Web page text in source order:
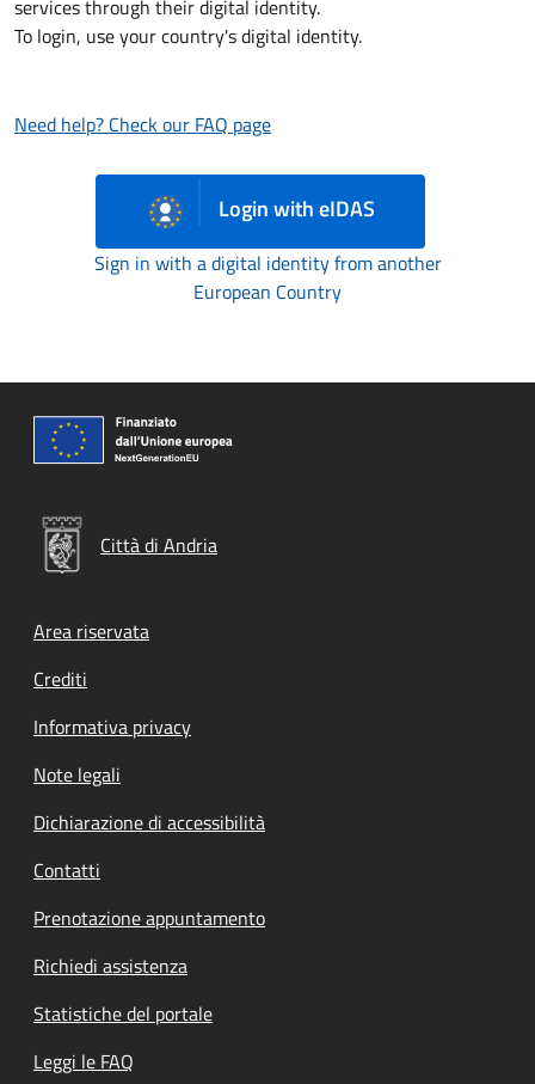
services through their digital identity.
To login, use your country's digital identity.
Need help? Check our FAQ page
Login with eIDAS
Sign in with a digital identity from another
European Country
Città di Andria
Footer menu
Area riservata
Crediti
Informativa privacy
Note legali
Dichiarazione di accessibilità
Contatti
Prenotazione appuntamento
Richiedi assistenza
Statistiche del portale
Leggi le FAQ